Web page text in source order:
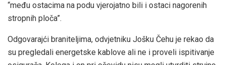
“među ostacima na podu vjerojatno bili i ostaci nagorenih
stropnih ploča”.
Odgovarajći braniteljima, odvjetniku Jošku Čehu je rekao da
su pregledali energetske kablove ali ne i proveli ispitivanje